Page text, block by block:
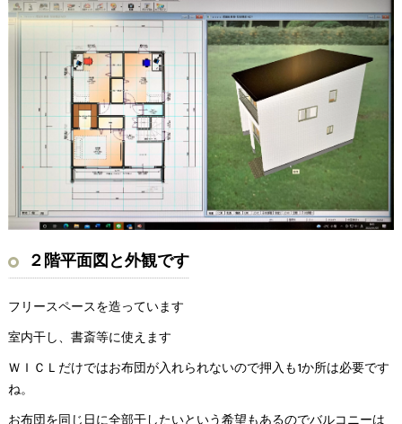
２階平面図と外観です
フリースペースを造っています
室内干し、書斎等に使えます
ＷＩＣＬだけではお布団が入れられないので押入も1か所は必要です
ね。